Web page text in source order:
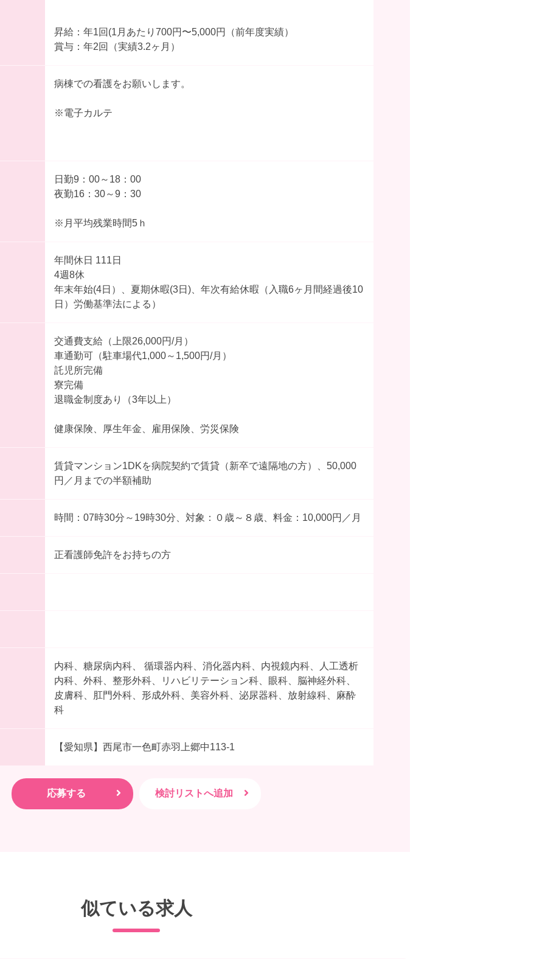
昇給：年1回(1月あたり700円〜5,000円（前年度実績）
賞与：年2回（実績3.2ヶ月）
病棟での看護をお願いします。
※電子カルテ
日勤9：00～18：00
夜勤16：30～9：30
※月平均残業時間5ｈ
年間休日 111日
4週8休
年末年始(4日）、夏期休暇(3日)、年次有給休暇（入職6ヶ月間経過後10
日）労働基準法による）
交通費支給（上限26,000円/月）
車通勤可（駐車場代1,000～1,500円/月）
託児所完備
寮完備
退職金制度あり（3年以上）
健康保険、厚生年金、雇用保険、労災保険
賃貸マンション1DKを病院契約で賃貸（新卒で遠隔地の方）、50,000
円／月までの半額補助
時間：07時30分～19時30分、対象：０歳～８歳、料金：10,000円／月
正看護師免許をお持ちの方
内科、糖尿病内科、 循環器内科、消化器内科、内視鏡内科、人工透析
内科、外科、整形外科、リハビリテーション科、眼科、脳神経外科、
皮膚科、肛門外科、形成外科、美容外科、泌尿器科、放射線科、麻酔
科
【愛知県】西尾市一色町赤羽上郷中113-1
似ている求人